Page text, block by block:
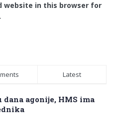
website in this browser for
Latest
dana agonije, HMS ima